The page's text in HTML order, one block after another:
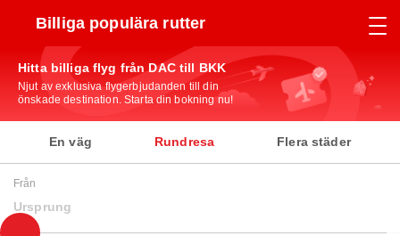
Billiga populära rutter
Hitta billiga flyg från DAC till BKK
Njut av exklusiva flygerbjudanden till din
önskade destination. Starta din bokning nu!
En väg Rundresa Flera städer
Från
Ursprung